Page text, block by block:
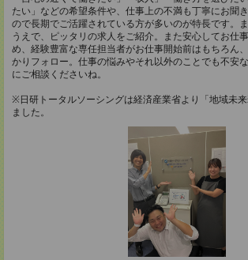
たい」などの希望条件や、仕事上の不満も丁寧にお聞
ので長期でご活躍されている方が多いのが特長です。
うえで、ピッタリの求人をご紹介。また安心してお仕
め、経験豊富な専任担当者がお仕事開始前はもちろん
かりフォロー。仕事の悩みやそれ以外のことでも不安
にご相談くださいね。
※日研トータルソーシングは経済産業省より「地域未
ました。